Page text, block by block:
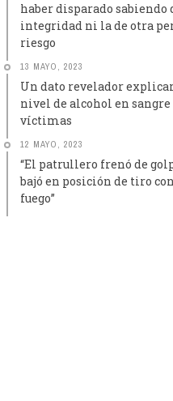
haber disparado sabiendo
integridad ni la de otra
riesgo
13 MAYO, 2023
Un dato revelador
nivel de alcohol en sangre
víctimas
12 MAYO, 2023
“El patrullero frenó de
bajó en posición de tiro
fuego”